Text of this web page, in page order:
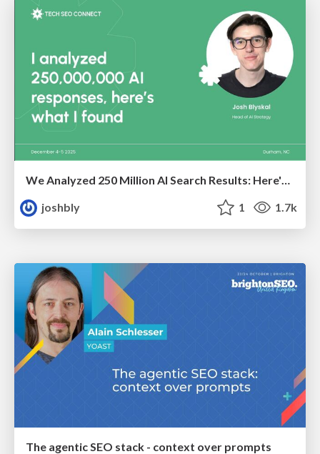
We Analyzed 250 Million AI Search Results: Here's What I Found
joshbly
1 1.7k
The agentic SEO stack - context over prompts